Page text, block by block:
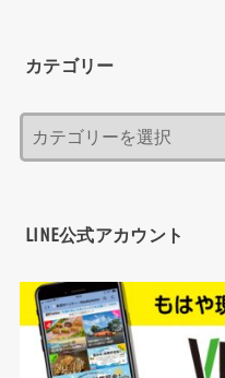
カテゴリー
LINE公式アカウント